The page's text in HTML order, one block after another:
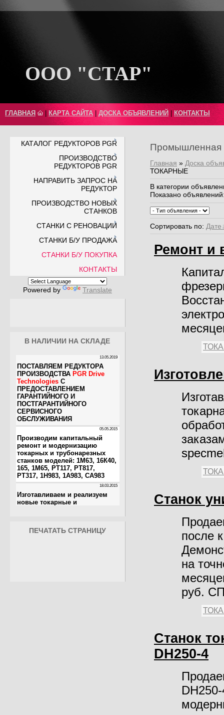
ООО "СТАР"
ГЛАВНАЯ КАРТА САЙТА ДОСКА ОБЪЯВЛЕНИЙ КОНТАКТЫ
КАТАЛОГ РЕДУКТОРОВ PGR
ПРОИЗВОДСТВО
РЕДУКТОРОВ PGR
НАПРАВИТЬ ЗАПРОС НА
РЕДУКТОР
ПРОИЗВОДСТВО НОВЫХ
СТАНКОВ
СТАНКИ С РЕНОВАЦИИ
СТАНКИ Б/У ПРОДАЖА
СТАНКИ Б/У ПОКУПКА
КОНТАКТЫ
Powered by Translate
В НАЛИЧИИ НА СКЛАДЕ
ПЕЧАТАТЬ СТРАНИЦУ
Промышленная
Главная » Доска
ТОКАРНЫЕ
В категории
Показано объявлений
Сортировать по: Дате
Ремонт и
Станок
после
на
руб.
Станок
DH250-4